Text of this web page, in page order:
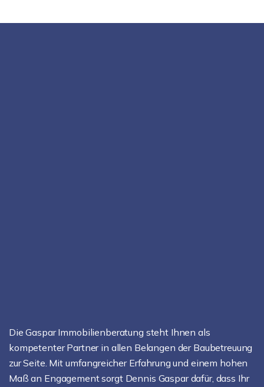
Die Gaspar Immobilienberatung steht Ihnen als
kompetenter Partner in allen Belangen der Baubetreuung
zur Seite. Mit umfangreicher Erfahrung und einem hohen
Maß an Engagement sorgt Dennis Gaspar dafür, dass Ihr